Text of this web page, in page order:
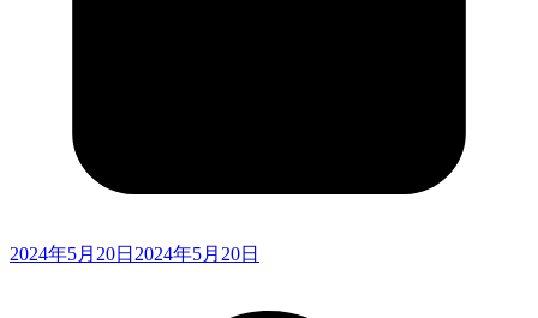
2024年5月20日 2024年5月20日